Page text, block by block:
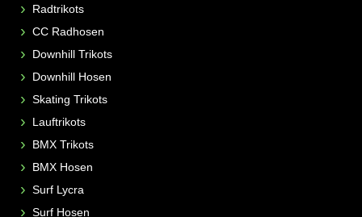
Radtrikots
CC Radhosen
Downhill Trikots
Downhill Hosen
Skating Trikots
Lauftrikots
BMX Trikots
BMX Hosen
Surf Lycra
Surf Hosen